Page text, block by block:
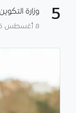
5 وزارة
8 أغسطس 2026